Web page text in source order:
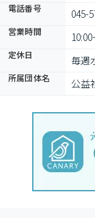
電話番号 045-
営業時間
定休日 毎週
所属団体名 公益